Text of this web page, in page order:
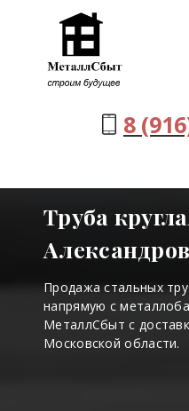
8
Труба
Продажа стальных
напрямую с
МеталлСбыт с
Московской области.